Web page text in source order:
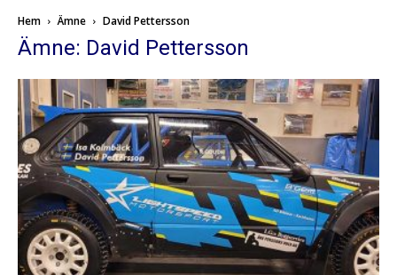
Hem Ämne David Pettersson
Ämne: David Pettersson